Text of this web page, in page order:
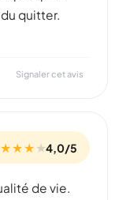
quitter.
Signaler cet avis
★ ★★4,0/5
de vie.